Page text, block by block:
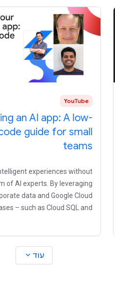
YouTube
an AI app: A low-
guide for small
teams
experiences without
of AI experts. By leveraging
data and Google Cloud
– such as Cloud SQL and
עוד expand_more